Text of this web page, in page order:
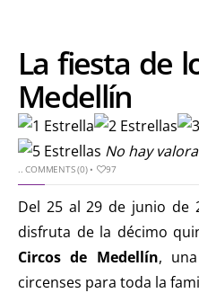
La fiesta de
Medellín
No hay
..COMMENTS (0)• 97
Del 25 al 29 de junio de
disfruta de la décimo
Circos de Medellín,
circenses para toda la